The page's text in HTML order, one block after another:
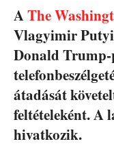
AThe
Vlagyimir
Donald
átadását
feltételeként. A
hivatkozik.